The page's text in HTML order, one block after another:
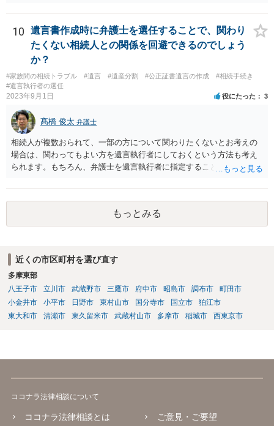
誘導しかしてこないと思います。
10
遺言書作成時に弁護士を選任することで、関わり
たくない相続人との関係を回避できるのでしょう
か？
#家族間の相続トラブル #遺言 #遺産分割 #公正証書遺言の作成
#相続手続き
#遺言執行者の選任
2023年9月1日 役にたった 3
髙橋 俊太 弁護士
相続人が複数おられて、一部の方について関わりたくないとお考えの
場合は、関わってもよい方を遺言執行者にしておくという方法も考え
られます。もちろん、弁護士を遺言執行者に指定することもできます
方に再委任の権限を付与しておくという方法もあります。 一度、弁護
士に直接ご相談されることをお勧めいたします。
もっとみる
近くの市区町村を選び直す
多摩東部
八王子市
立川市 武蔵野市 三鷹市 府中市 昭島市 調布市
町田市
小金井市
小平市 日野市 東村山市 国分寺市 国立市
狛江市
東大和市
清瀬市 東久留米市 武蔵村山市 多摩市 稲城市 西東京市
ココナラ法律相談について
ココナラ法律相談とは ご意見・ご要望